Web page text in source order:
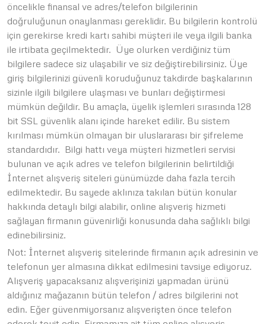
öncelikle finansal ve adres/telefon bilgilerinin
doğruluğunun onaylanması gereklidir. Bu bilgilerin kontrolü
için gerekirse kredi kartı sahibi müşteri ile veya ilgili banka
ile irtibata geçilmektedir. Üye olurken verdiğiniz tüm
bilgilere sadece siz ulaşabilir ve siz değiştirebilirsiniz. Üye
giriş bilgilerinizi güvenli koruduğunuz takdirde başkalarının
sizinle ilgili bilgilere ulaşması ve bunları değiştirmesi
mümkün değildir. Bu amaçla, üyelik işlemleri sırasında 128
bit SSL güvenlik alanı içinde hareket edilir. Bu sistem
kırılması mümkün olmayan bir uluslararası bir şifreleme
standardıdır. Bilgi hattı veya müşteri hizmetleri servisi
bulunan ve açık adres ve telefon bilgilerinin belirtildiği
İnternet alışveriş siteleri günümüzde daha fazla tercih
edilmektedir. Bu sayede aklınıza takılan bütün konular
hakkında detaylı bilgi alabilir, online alışveriş hizmeti
sağlayan firmanın güvenirliği konusunda daha sağlıklı bilgi
edinebilirsiniz.
Not: İnternet alışveriş sitelerinde firmanın açık adresinin ve
telefonun yer almasına dikkat edilmesini tavsiye ediyoruz.
Alışveriş yapacaksanız alışverişinizi yapmadan ürünü
aldığınız mağazanın bütün telefon / adres bilgilerini not
edin. Eğer güvenmiyorsanız alışverişten önce telefon